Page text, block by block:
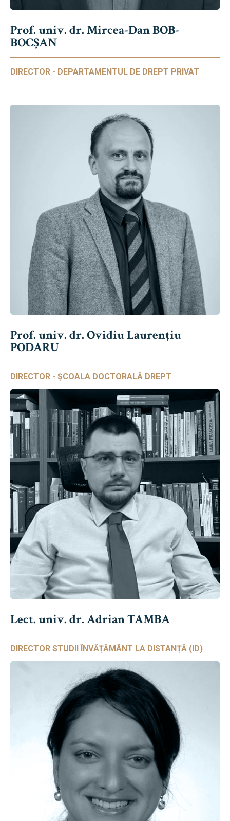
Prof. univ. dr. Mircea-Dan BOB-
BOCȘAN
DIRECTOR - DEPARTAMENTUL DE DREPT PRIVAT
Prof. univ. dr. Ovidiu Laurențiu
PODARU
DIRECTOR - ȘCOALA DOCTORALĂ DREPT
Lect. univ. dr. Adrian TAMBA
DIRECTOR STUDII ÎNVĂȚĂMÂNT LA DISTANȚĂ (ID)